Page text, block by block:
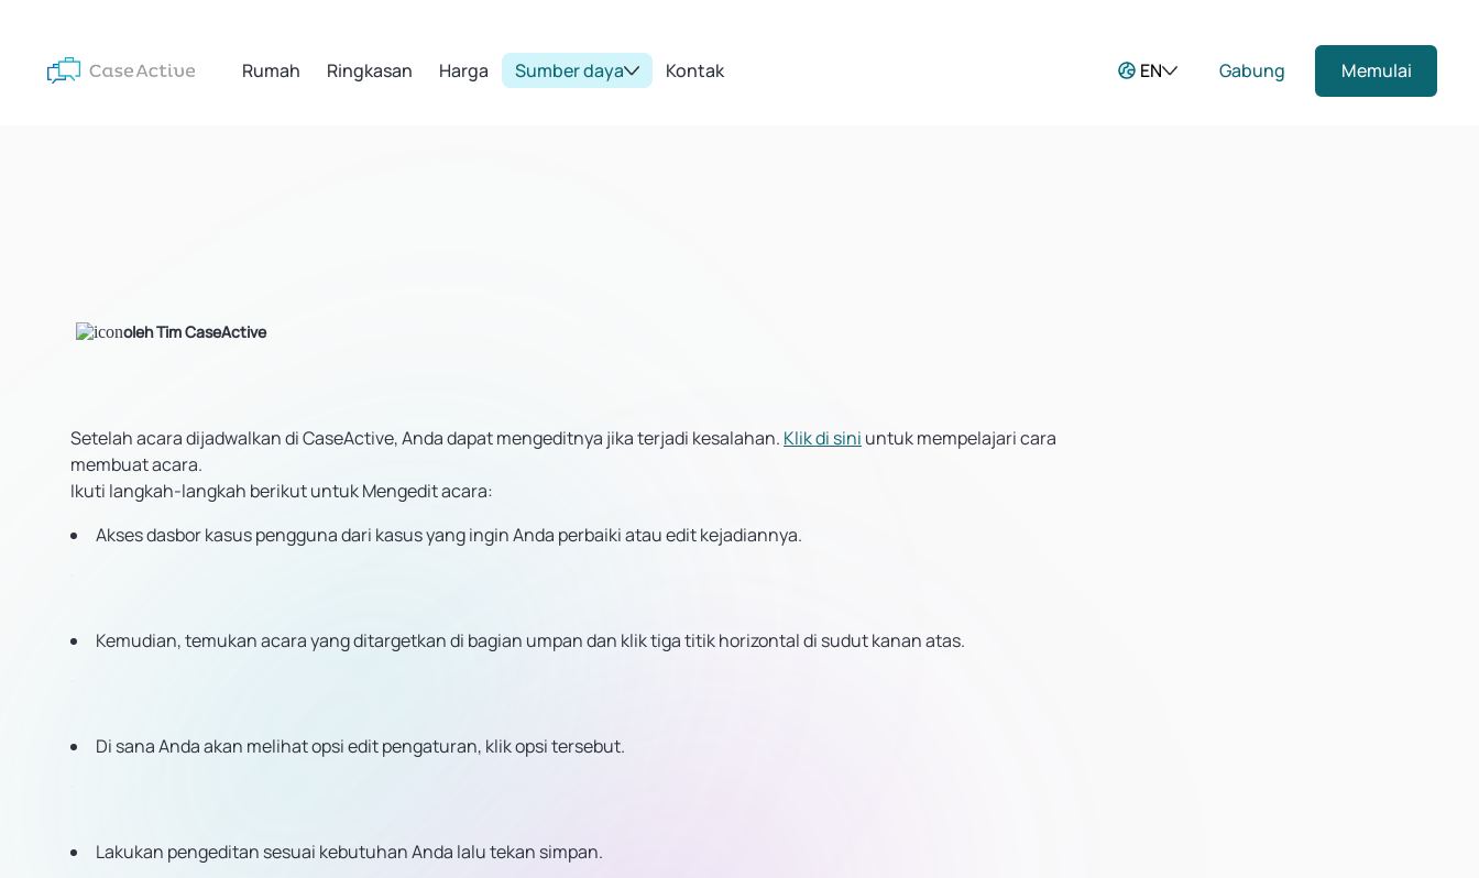
Rumah Ringkasan Harga Sumber daya Kontak EN Gabung Memulai
oleh Tim CaseActive
Setelah acara dijadwalkan di CaseActive, Anda dapat mengeditnya jika terjadi kesalahan. Klik di sini untuk mempelajari cara
membuat acara.
Ikuti langkah-langkah berikut untuk Mengedit acara:
Akses dasbor kasus pengguna dari kasus yang ingin Anda perbaiki atau edit kejadiannya.
Kemudian, temukan acara yang ditargetkan di bagian umpan dan klik tiga titik horizontal di sudut kanan atas.
Di sana Anda akan melihat opsi edit pengaturan, klik opsi tersebut.
Lakukan pengeditan sesuai kebutuhan Anda lalu tekan simpan.